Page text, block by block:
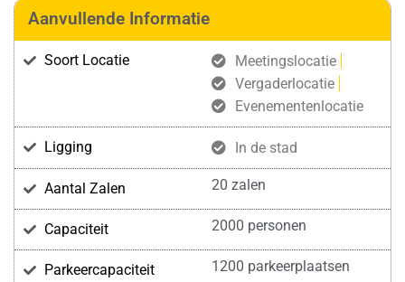
Aanvullende Informatie
Soort Locatie
Meetingslocatie
Vergaderlocatie
Evenementenlocatie
Ligging In de stad
Aantal Zalen 20 zalen
Capaciteit 2000 personen
Parkeercapaciteit 1200 parkeerplaatsen